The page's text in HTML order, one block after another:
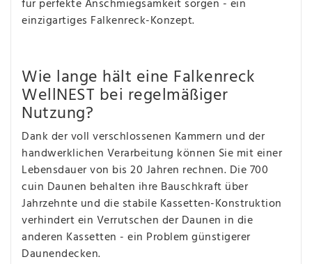
für perfekte Anschmiegsamkeit sorgen - ein
einzigartiges Falkenreck-Konzept.
Wie lange hält eine Falkenreck
WellNEST bei regelmäßiger
Nutzung?
Dank der voll verschlossenen Kammern und der
handwerklichen Verarbeitung können Sie mit einer
Lebensdauer von bis 20 Jahren rechnen. Die 700
cuin Daunen behalten ihre Bauschkraft über
Jahrzehnte und die stabile Kassetten-Konstruktion
verhindert ein Verrutschen der Daunen in die
anderen Kassetten - ein Problem günstigerer
Daunendecken.